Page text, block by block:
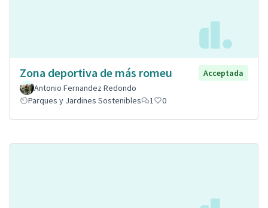
Zona deportiva de más romeu
Acceptada
Antonio Fernandez Redondo
Parques y Jardines Sostenibles
1 0